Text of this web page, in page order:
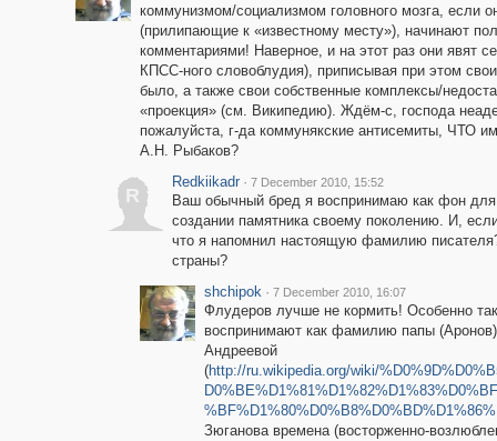
коммунизмом/социализмом головного мозга, если
(прилипающие к «известному месту»), начинают
комментариями! Наверное, и на этот раз они явят
КПСС-ного словоблудия), приписывая при этом
было, а также свои собственные комплексы/
«проекция» (см. Википедию). Ждём-с, господа
пожалуйста, г-да коммунякские антисемиты,
А.Н. Рыбаков?
R
Redkiikadr · 7 December 2010, 15:52
Ваш обычный бред я воспринимаю как фон
создании памятника своему поколению. И,
что я напомнил настоящую фамилию
страны?
shchipok · 7 December 2010, 16:07
Флудеров лучше не кормить! Особенно
воспринимают как фамилию папы
Андреевой
(http://ru.wikipedia.org/wiki/
Зюганова времена (восторженно-